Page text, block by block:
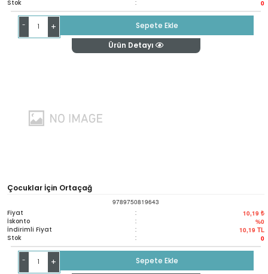
Stok : 0
- +
Sepete Ekle
Ürün Detayı
Çocuklar İçin Ortaçağ
9789750819643
Fiyat : 10,19 ₺
İskonto : %0
İndirimli Fiyat : 10,19 TL
Stok : 0
- +
Sepete Ekle